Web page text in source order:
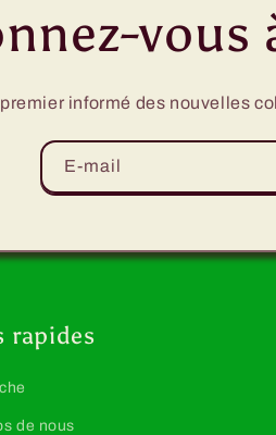
vous
informé des nouvelles
E-mail
rapides
de nous